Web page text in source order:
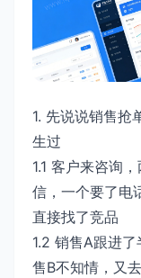
1. 先说说销售抢
生过
1.1 客户来咨询
信，一个要了电
直接找了竞品
1.2 销售A跟进
售B不知情，又